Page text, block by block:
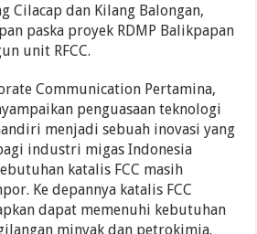
Cilacap dan Kilang Balongan,
paska proyek RDMP Balikpapan
unit RFCC.
Communication Pertamina,
penguasaan teknologi
menjadi sebuah inovasi yang
industri migas Indonesia
katalis FCC masih
Ke depannya katalis FCC
dapat memenuhi kebutuhan
minyak dan petrokimia.